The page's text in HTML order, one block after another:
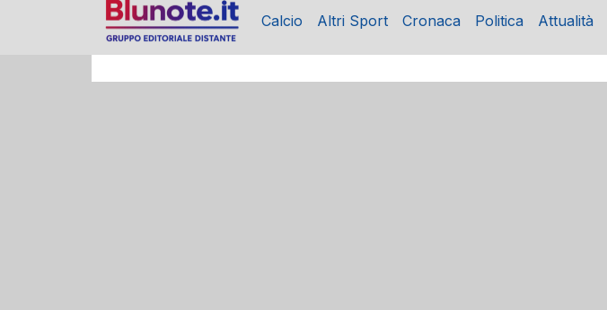
Calcio Altri Sport Cronaca Politica Attualità